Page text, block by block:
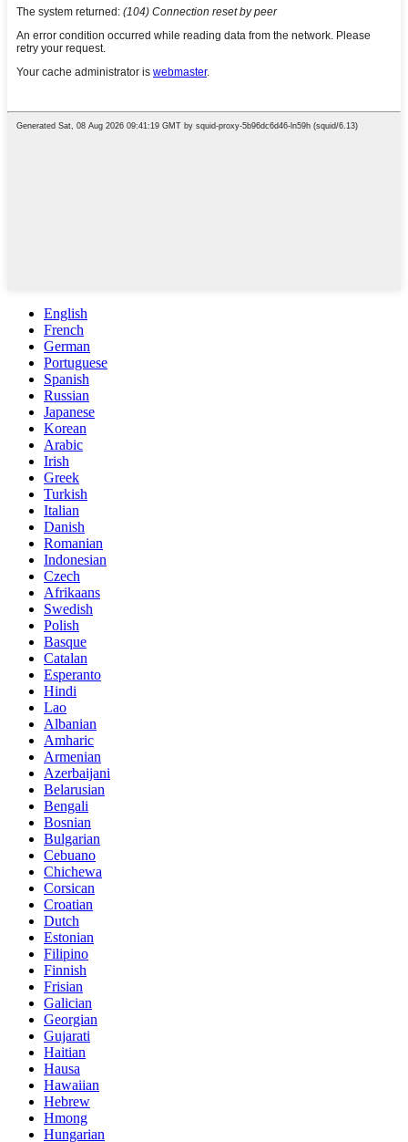
English
French
German
Portuguese
Spanish
Russian
Japanese
Korean
Arabic
Irish
Greek
Turkish
Italian
Danish
Romanian
Indonesian
Czech
Afrikaans
Swedish
Polish
Basque
Catalan
Esperanto
Hindi
Lao
Albanian
Amharic
Armenian
Azerbaijani
Belarusian
Bengali
Bosnian
Bulgarian
Cebuano
Chichewa
Corsican
Croatian
Dutch
Estonian
Filipino
Finnish
Frisian
Galician
Georgian
Gujarati
Haitian
Hausa
Hawaiian
Hebrew
Hmong
Hungarian